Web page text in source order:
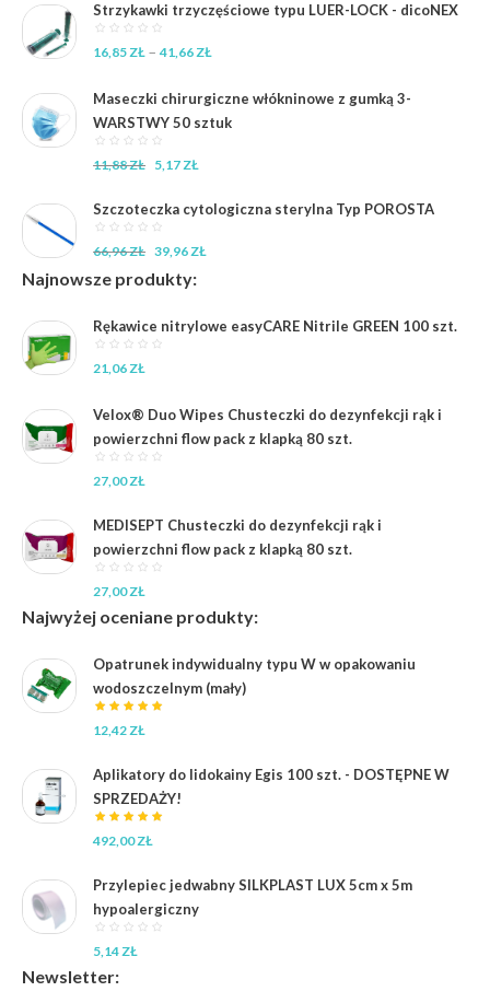
Strzykawki trzyczęściowe typu LUER-LOCK - dicoNEX
16,85ZŁ – 41,66ZŁZakres
od
16,85 zł
Maseczki chirurgiczne włókninowe z gumką 3-
WARSTWY 50 sztuk
11,88ZŁ Pierwotna
wynosiła:
11,88 zł.
5,17ZŁAktualna
wynosi:
Szczoteczka cytologiczna sterylna Typ POROSTA
66,96ZŁ Pierwotna
cena
wynosiła:
39,96ZŁAktualna
Najnowsze produkty:
Rękawice nitrylowe easyCARE Nitrile GREEN 100 szt.
21,06ZŁ
Velox® Duo Wipes Chusteczki do dezynfekcji rąk i
powierzchni flow pack z klapką 80 szt.
27,00ZŁ
MEDISEPT Chusteczki do dezynfekcji rąk i
powierzchni flow pack z klapką 80 szt.
27,00ZŁ
Najwyżej oceniane produkty:
Opatrunek indywidualny typu W w opakowaniu
wodoszczelnym (mały)
12,42ZŁ
Aplikatory do lidokainy Egis 100 szt. - DOSTĘPNE W
SPRZEDAŻY!
492,00ZŁ
Przylepiec jedwabny SILKPLAST LUX 5cm x 5m
hypoalergiczny
5,14ZŁ
Newsletter: